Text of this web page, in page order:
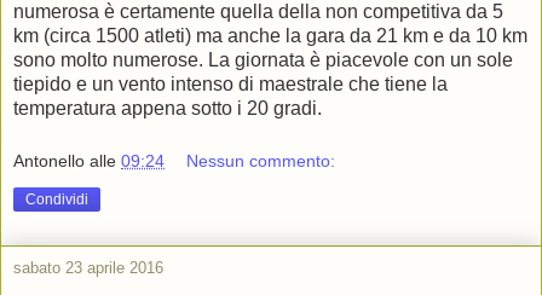
numerosa è certamente quella della non competitiva da 5
km (circa 1500 atleti) ma anche la gara da 21 km e da 10 km
sono molto numerose. La giornata è piacevole con un sole
tiepido e un vento intenso di maestrale che tiene la
temperatura appena sotto i 20 gradi.
Antonello alle 09:24 Nessun commento:
Condividi
sabato 23 aprile 2016